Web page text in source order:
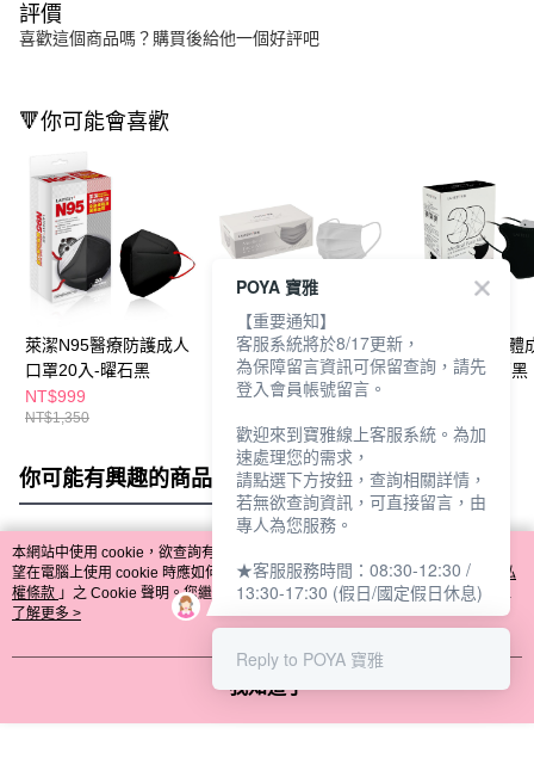
評價
喜歡這個商品嗎？購買後給他一個好評吧
🔻你可能會喜歡
萊潔N95醫療防護成人
口罩20入-曜石黑
NT$999
NT$1,350
萊潔醫療防護成人口罩
30入-煙石灰
NT$169
萊潔醫療3D立體
口罩30入-曜石黑
你可能有興趣的商品 全站排行
熱門標籤
本網站中使用 cookie，欲查詢有關本網站使用 cookie 方式之詳情，及若您不希
望在電腦上使用 cookie 時應如何變更電腦的 cookie 設定，請參閱本網站「
隱私
權條款 」之 Cookie 聲明。您繼續使用本網站即表示您同意本公司得按本網站使
用條款之 Cookie 聲明使用 cookie。
了解更多 >
我知道了
POYA 寶雅
【重要通知】
客服系統將於8/17更新，
為保障留言資訊可保留查詢，請先
登入會員帳號留言。
歡迎來到寶雅線上客服系統。為加
速處理您的需求，
請點選下方按鈕，查詢相關詳情，
若無欲查詢資訊，可直接留言，由
專人為您服務。
★客服服務時間：08:30-12:30 /
13:30-17:30 (假日/國定假日休息)
Reply to POYA 寶雅